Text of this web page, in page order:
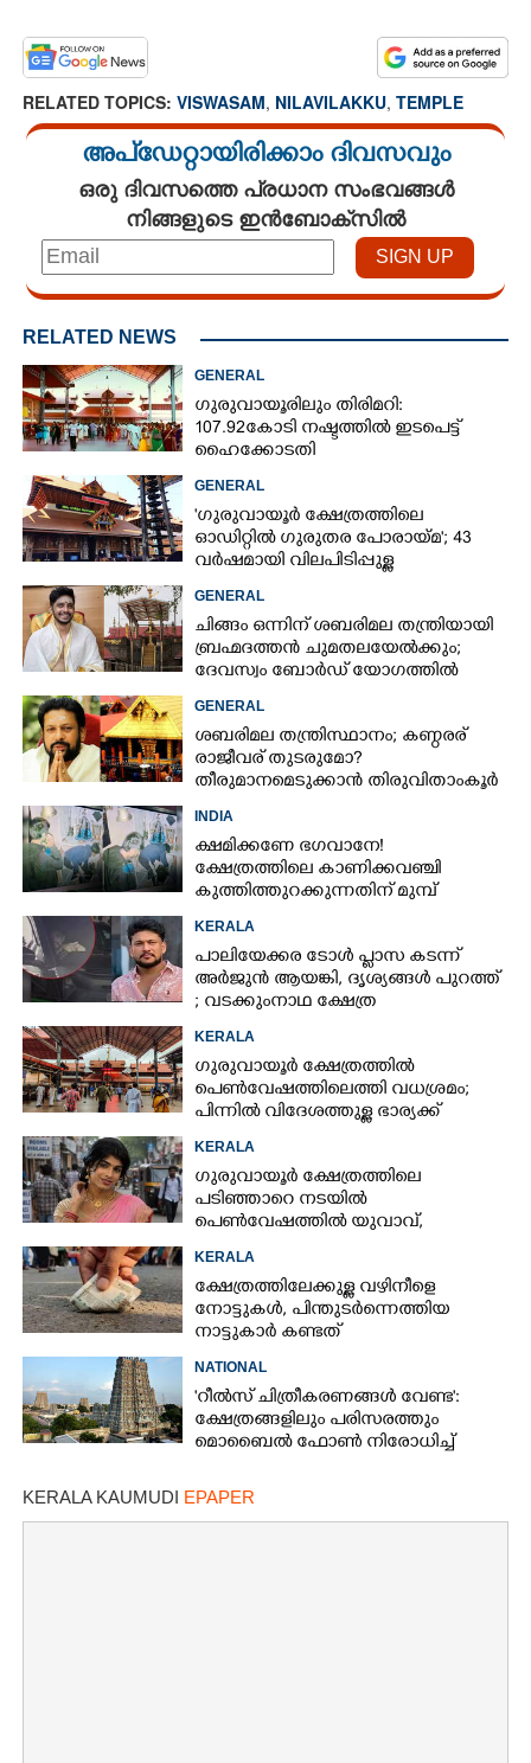
RELATED TOPICS: VISWASAM, NILAVILAKKU, TEMPLE
അപ്ഡേറ്റായിരിക്കാം ദിവസവും
ഒരു ദിവസത്തെ പ്രധാന സംഭവങ്ങൾ
നിങ്ങളുടെ ഇൻബോക്സിൽ
RELATED NEWS
GENERAL
ഗുരുവായൂരിലും തിരിമറി:
107.92 കോടി നഷ്ടത്തിൽ ഇടപെട്ട്
ഹൈക്കോടതി
GENERAL
'ഗുരുവായൂർ ക്ഷേത്രത്തിലെ
ഓഡിറ്റിൽ ഗുരുതര പോരായ്മ'; 43
വർഷമായി വിലപിടിപ്പുള്ള
നടത്തിയിട്ടില്ലെന്ന് ഹൈക്കോടതി
GENERAL
ചിങ്ങം ഒന്നിന് ശബരിമല തന്ത്രിയായി
ബ്രഹ്മദത്തൻ ചുമതലയേൽക്കും;
ദേവസ്വം ബോർഡ് യോഗത്തിൽ
GENERAL
ശബരിമല തന്ത്രിസ്ഥാനം; കണ്ഠരര്
രാജീവര് തുടരുമോ?
തീരുമാനമെടുക്കാൻ തിരുവിതാംകൂർ
INDIA
ക്ഷമിക്കണേ ഭഗവാനേ!
ക്ഷേത്രത്തിലെ കാണിക്കവഞ്ചി
കുത്തിത്തുറക്കുന്നതിന് മുമ്പ്
KERALA
പാലിയേക്കര ടോൾ പ്ലാസ കടന്ന്
അർജുൻ ആയങ്കി,​ ദൃശ്യങ്ങൾ പുറത്ത്
; വടക്കുംനാഥ ക്ഷേത്ര
പോസ്റ്റ്
KERALA
ഗുരുവായൂർ ക്ഷേത്രത്തിൽ
പെൺവേഷത്തിലെത്തി വധശ്രമം;
പിന്നിൽ വിദേശത്തുള്ള ഭാര്യക്ക്
KERALA
ഗുരുവായൂർ ക്ഷേത്രത്തിലെ
പടിഞ്ഞാറെ നടയിൽ
പെൺവേഷത്തിൽ യുവാവ്,​
തെളിഞ്ഞത് വൻഗൂഢാലോചന
KERALA
ക്ഷേത്രത്തിലേക്കുള്ള വഴിനീളെ
നോട്ടുകൾ,​ പിന്തുടർന്നെത്തിയ
നാട്ടുകാർ കണ്ടത്
NATIONAL
'റീൽസ് ചിത്രീകരണങ്ങൾ വേണ്ട':
ക്ഷേത്രങ്ങളിലും പരിസരത്തും
മൊബൈൽ ഫോൺ നിരോധിച്ച്
KERALA KAUMUDI EPAPER